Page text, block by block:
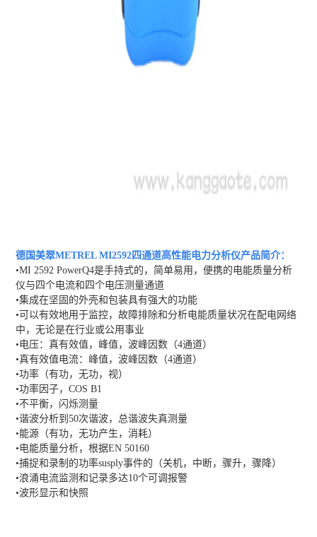
德国美翠METREL MI2592四通道高性能电力分析仪产品简介：
•MI 2592 PowerQ4是手持式的，简单易用，便携的电能质量分析
仪与四个电流和四个电压测量通道
•集成在坚固的外壳和包装具有强大的功能
•可以有效地用于监控，故障排除和分析电能质量状况在配电网络
中，无论是在行业或公用事业
•电压：真有效值，峰值，波峰因数（4通道）
•真有效值电流：峰值，波峰因数（4通道）
•功率（有功，无功，视）
•功率因子，COS B1
•不平衡，闪烁测量
•谐波分析到50次谐波，总谐波失真测量
•能源（有功，无功产生，消耗）
•电能质量分析，根据EN 50160
•捕捉和录制的功率susply事件的（关机，中断，骤升，骤降）
•浪涌电流监测和记录多达10个可调报警
•波形显示和快照